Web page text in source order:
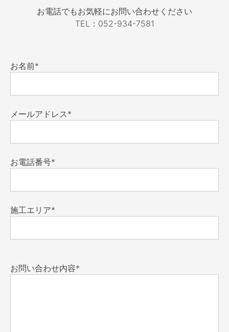
お電話でもお気軽にお問い合わせください
TEL：052-934-7581
お名前*
メールアドレス*
お電話番号*
施工エリア*
お問い合わせ内容*